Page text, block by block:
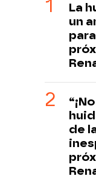
La
un
de